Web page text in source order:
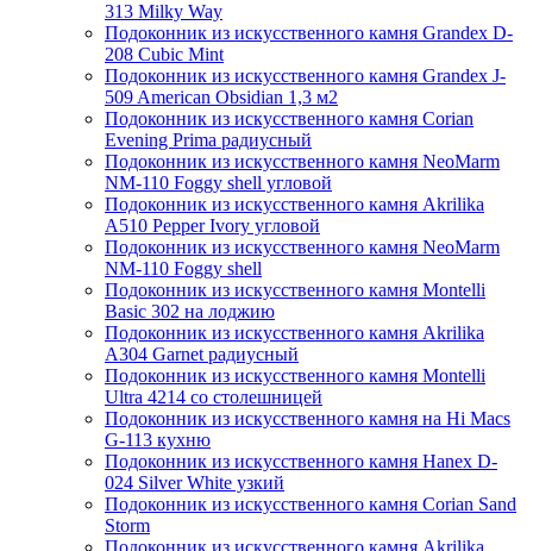
313 Milky Way
Подоконник из искусственного камня Grandex D-
208 Cubic Mint
Подоконник из искусственного камня Grandex J-
509 American Obsidian 1,3 м2
Подоконник из искусственного камня Corian
Evening Prima радиусный
Подоконник из искусственного камня NeoMarm
NM-110 Foggy shell угловой
Подоконник из искусственного камня Akrilika
A510 Pepper Ivory угловой
Подоконник из искусственного камня NeoMarm
NM-110 Foggy shell
Подоконник из искусственного камня Montelli
Basic 302 на лоджию
Подоконник из искусственного камня Akrilika
A304 Garnet радиусный
Подоконник из искусственного камня Montelli
Ultra 4214 со столешницей
Подоконник из искусственного камня на Hi Macs
G-113 кухню
Подоконник из искусственного камня Hanex D-
024 Silver White узкий
Подоконник из искусственного камня Corian Sand
Storm
Подоконник из искусственного камня Akrilika